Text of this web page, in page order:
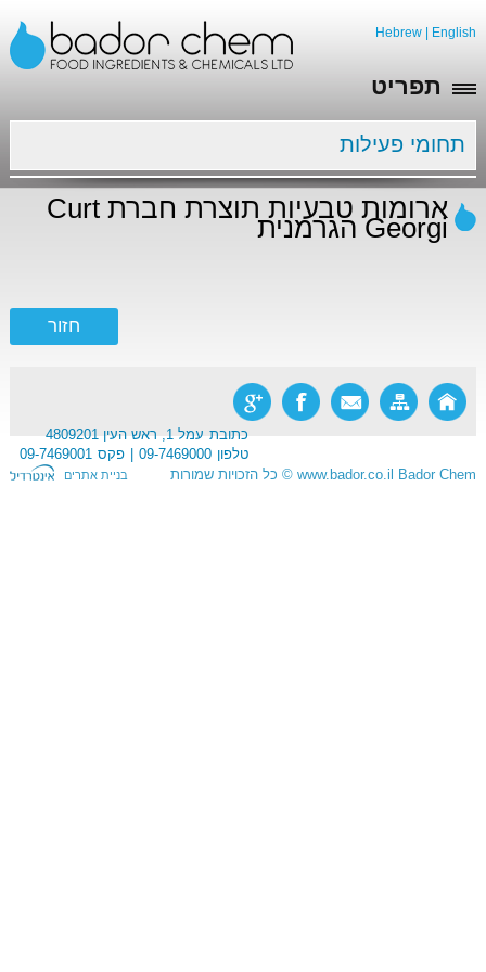
Hebrew English
תפריט
תחומי פעילות
ארומות טבעיות תוצרת חברת Curt
Georgi הגרמנית
כתובת עמל 1, ראש העין 4809201
טלפון 09-7469000 פקס 09-7469001
Bador Chem
www.bador.co.il
© כל הזכויות שמורות בניית אתרים